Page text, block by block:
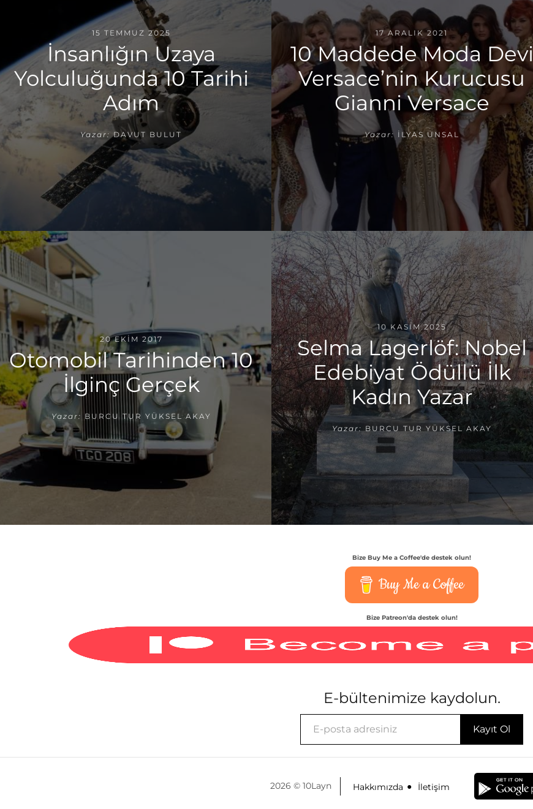
15 TEMMUZ 2025
İnsanlığın Uzaya
Yolculuğunda 10 Tarihi
Adım
Yazar: DAVUT BULUT
17 ARALIK 2021
10 Maddede Moda Devi
Versace’nin Kurucusu
Gianni Versace
Yazar: İLYAS ÜNSAL
20 EKIM 2017
Otomobil Tarihinden 10
İlginç Gerçek
Yazar: BURCU TUR YÜKSEL AKAY
10 KASIM 2025
Selma Lagerlöf: Nobel
Edebiyat Ödüllü İlk
Kadın Yazar
Yazar: BURCU TUR YÜKSEL AKAY
Bize Buy Me a Coffee'de destek olun!
Buy Me a Coffee
Bize Patreon'da destek olun!
E-bültenimize kaydolun.
2026 © 10Layn Hakkımızda İletişim